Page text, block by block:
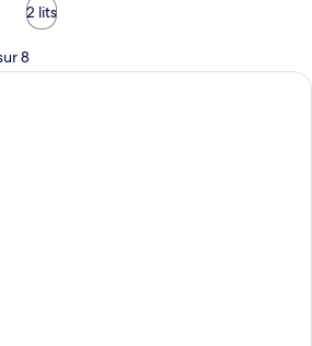
2 lits
8